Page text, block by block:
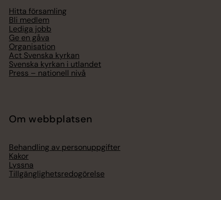
Hitta församling
Bli medlem
Lediga jobb
Ge en gåva
Organisation
Act Svenska kyrkan
Svenska kyrkan i utlandet
Press – nationell nivå
Om webbplatsen
Behandling av personuppgifter
Kakor
Lyssna
Tillgänglighetsredogörelse